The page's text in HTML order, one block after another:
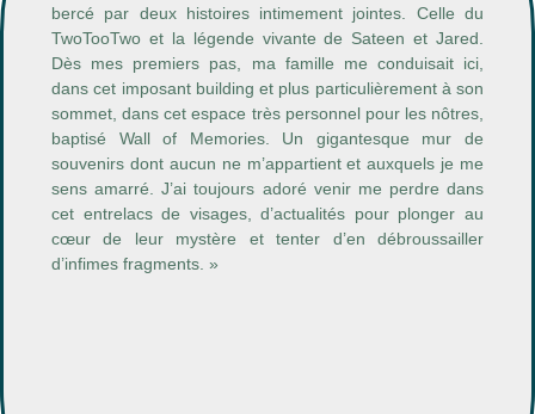
bercé par deux histoires intimement jointes. Celle du
TwoTooTwo et la légende vivante de Sateen et Jared.
Dès mes premiers pas, ma famille me conduisait ici,
dans cet imposant building et plus particulièrement à son
sommet, dans cet espace très personnel pour les nôtres,
baptisé Wall of Memories. Un gigantesque mur de
souvenirs dont aucun ne m’appartient et auxquels je me
sens amarré. J’ai toujours adoré venir me perdre dans
cet entrelacs de visages, d’actualités pour plonger au
cœur de leur mystère et tenter d’en débroussailler
d’infimes fragments. »